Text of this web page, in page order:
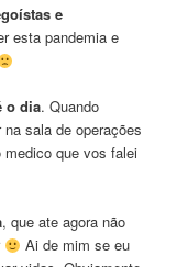
e
esta pandemia e
o dia. Quando
sala de operações
que vos falei
, que ate agora não
Ai de mim se eu